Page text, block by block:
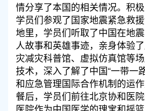
情分享了本国的相关情况。积极
学员们参观了国家地震紧急救
地里，学员们听取了中国在地
人故事和英雄事迹，亲身体验
灾减灾科普馆、虚拟仿真馆等
技术，深入了解了中国“一带一
和应急管理国际合作机制的运
餐后，学员们前往北京协和医
医院作为中国医学的瑰宝和摇